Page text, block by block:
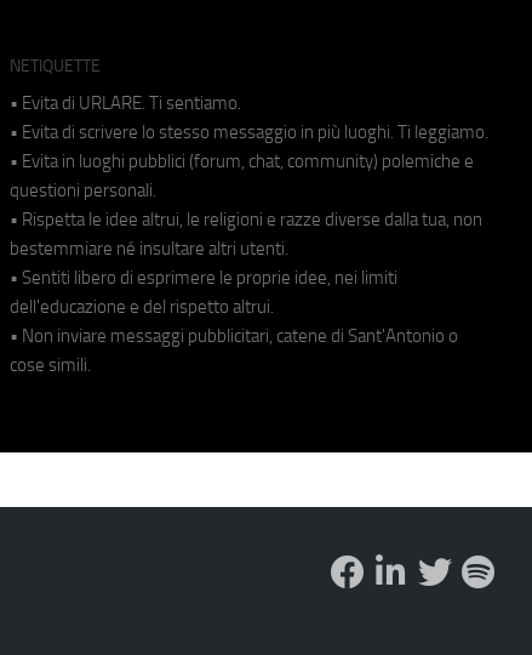
NETIQUETTE
• Evita di URLARE. Ti sentiamo.
• Evita di scrivere lo stesso messaggio in più luoghi. Ti leggiamo.
• Evita in luoghi pubblici (forum, chat, community) polemiche e
questioni personali.
• Rispetta le idee altrui, le religioni e razze diverse dalla tua, non
bestemmiare né insultare altri utenti.
• Sentiti libero di esprimere le proprie idee, nei limiti
dell'educazione e del rispetto altrui.
• Non inviare messaggi pubblicitari, catene di Sant'Antonio o
cose simili.